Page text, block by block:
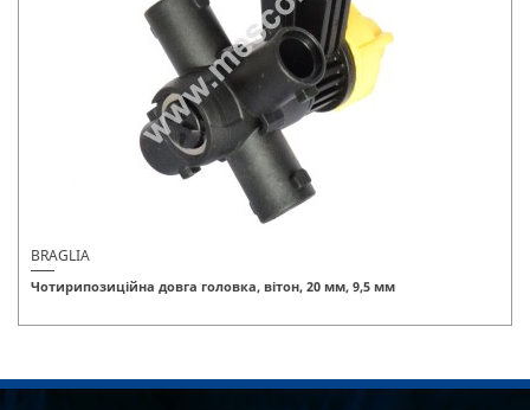
BRAGLIA
Чотирипозиційна довга головка, вітон, 20 мм, 9,5 мм